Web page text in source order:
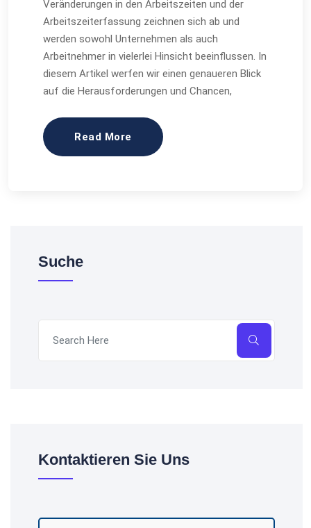
Veränderungen in den Arbeitszeiten und der
Arbeitszeiterfassung zeichnen sich ab und
werden sowohl Unternehmen als auch
Arbeitnehmer in vielerlei Hinsicht beeinflussen. In
diesem Artikel werfen wir einen genaueren Blick
auf die Herausforderungen und Chancen,
Read More
Suche
Kontaktieren Sie Uns